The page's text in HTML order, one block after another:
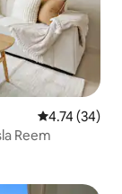
Calificación
4.74 (34)
Reem